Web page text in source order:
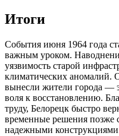
Итоги
События июня 1964 года
важным уроком.
уязвимость старой
климатических аномалий.
вынесли жители города —
воля к восстановлению.
труду, Белорецк быстро
временные решения позже
надежными